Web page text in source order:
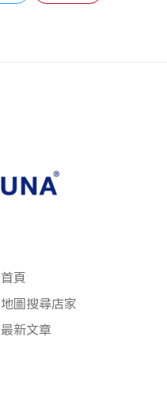
首頁
地圖搜尋店家
最新文章